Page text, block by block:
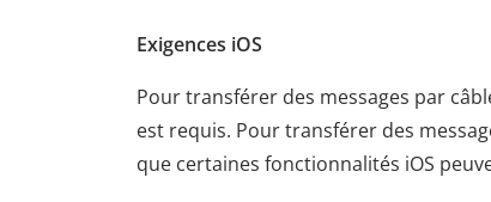
Exigences iOS
Pour transférer des messages par
est requis. Pour transférer des
que certaines fonctionnalités iOS